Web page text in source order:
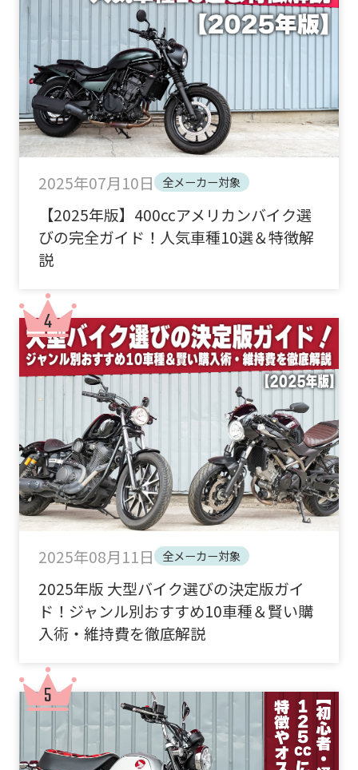
2025年07月10日 全メーカー対象
【2025年版】400ccアメリカンバイク選
びの完全ガイド！人気車種10選＆特徴解
説
2025年08月11日 全メーカー対象
2025年版 大型バイク選びの決定版ガイ
ド！ジャンル別おすすめ10車種＆賢い購
入術・維持費を徹底解説